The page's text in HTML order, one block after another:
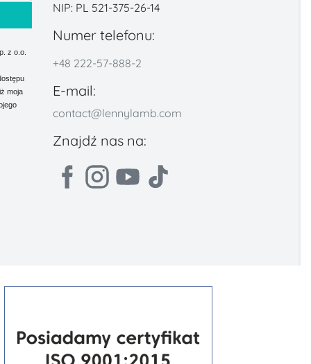
z o.o.
moja
NIP: PL 521-375-26-14
Numer telefonu:
+48 222-57-888-2
E-mail:
contact@lennylamb.com
Znajdź nas na: